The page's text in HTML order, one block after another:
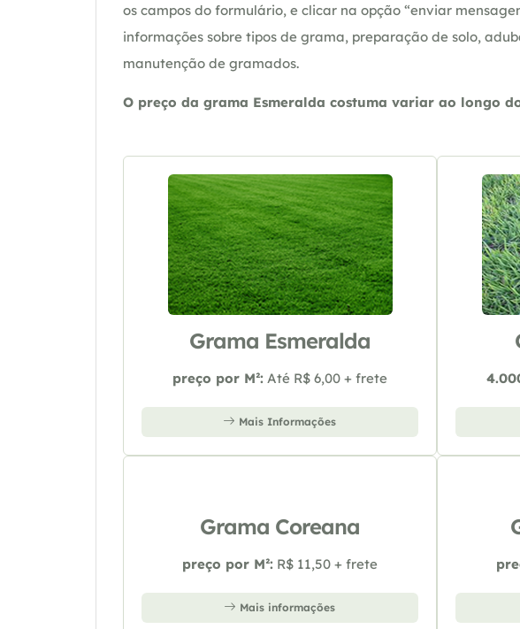
os campos do formulário, e clicar na opção “enviar
informações sobre tipos de grama, preparação de solo,
manutenção de gramados.
O preço da grama Esmeralda costuma variar ao longo
Grama Esmeralda
preço por M²: Até R$ 6,00 + frete
Mais Informações
Grama Coreana
preço por M²: R$ 11,50 + frete
Mais informações